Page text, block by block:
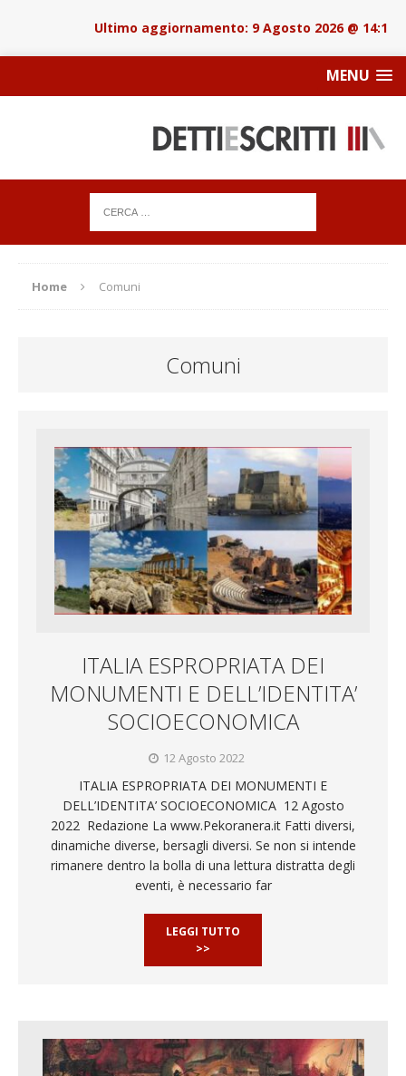
9 Agosto 2026 @ 14:18
MENU
Home Comuni
Comuni
ITALIA ESPROPRIATA DEI
MONUMENTI E DELL’IDENTITA’
SOCIOECONOMICA
12 Agosto 2022
ITALIA ESPROPRIATA DEI MONUMENTI E
DELL’IDENTITA’ SOCIOECONOMICA 12 Agosto
2022 Redazione La www.Pekoranera.it Fatti diversi,
dinamiche diverse, bersagli diversi. Se non si intende
rimanere dentro la bolla di una lettura distratta degli
eventi, è necessario far
LEGGI TUTTO
>>